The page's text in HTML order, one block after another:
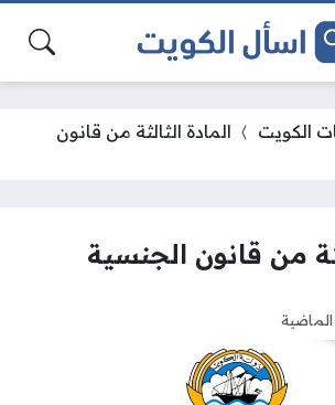
الكويت
المادة الثالثة من قانون
من قانون الجنسية